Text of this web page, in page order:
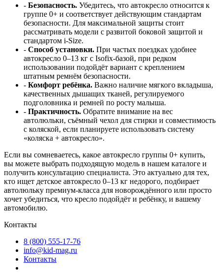
- Безопасность. Убедитесь, что автокресло относится к
группе 0+ и соответствует действующим стандартам
безопасности. Для максимальной защиты стоит
рассматривать модели с развитой боковой защитой и
стандартом i‑Size.
- Способ установки. При частых поездках удобнее
автокресло 0–13 кг с Isofix‑базой, при редком
использовании подойдёт вариант с креплением
штатным ремнём безопасности.
- Комфорт ребёнка. Важно наличие мягкого вкладыша,
качественных дышащих тканей, регулируемого
подголовника и ремней по росту малыша.
- Практичность. Обратите внимание на вес
автолюльки, съёмный чехол для стирки и совместимость
с коляской, если планируете использовать систему
«коляска + автокресло».
Если вы сомневаетесь, какое автокресло группы 0+ купить,
вы можете выбрать подходящую модель в нашем каталоге и
получить консультацию специалиста. Это актуально для тех,
кто ищет детское автокресло 0–13 кг недорого, подбирает
автолюльку премиум‑класса для новорождённого или просто
хочет убедиться, что кресло подойдёт и ребёнку, и вашему
автомобилю.
Контакты
8 (800) 555-17-76
info@kid-mag.ru
Контакты